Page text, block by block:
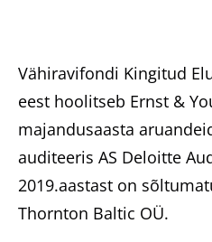
Vähiravifondi Kingitud
eest hoolitseb Ernst &
majandusaasta
auditeeris AS Deloitte
2019.aastast on
Thornton Baltic OÜ.